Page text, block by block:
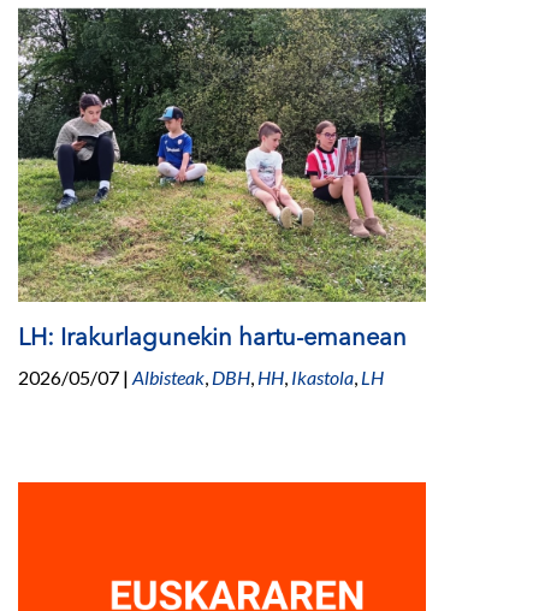
LH: Irakurlagunekin hartu-emanean
2026/05/07 | Albisteak, DBH, HH, Ikastola, LH